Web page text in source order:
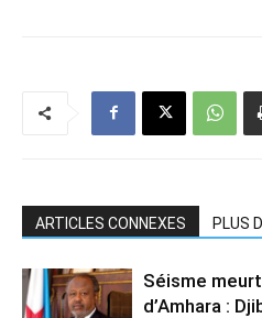
ARTICLES CONNEXES PLUS
Séisme
d’Amhara :